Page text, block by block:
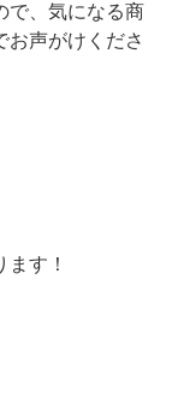
で、気になる商
お声がけくださ
す！